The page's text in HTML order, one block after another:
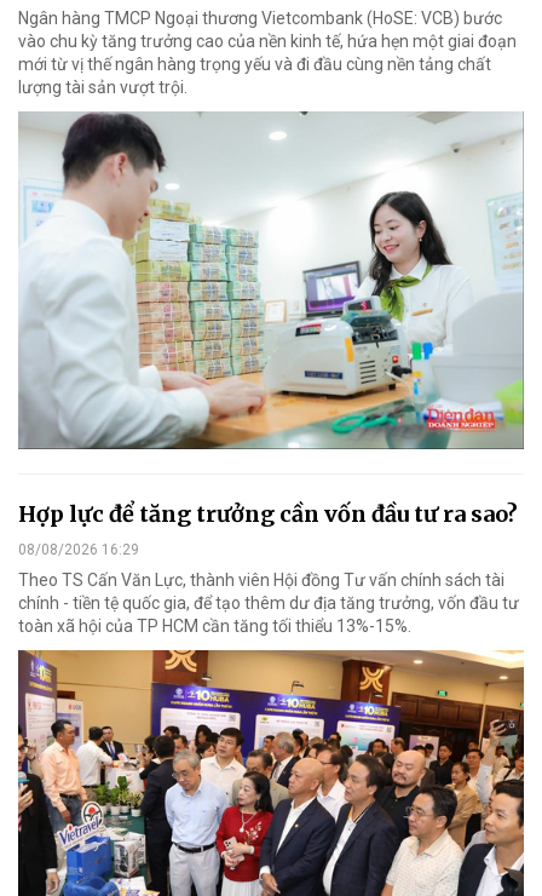
Ngân hàng TMCP Ngoại thương Vietcombank (HoSE: VCB) bước
vào chu kỳ tăng trưởng cao của nền kinh tế, hứa hẹn một giai đoạn
mới từ vị thế ngân hàng trọng yếu và đi đầu cùng nền tảng chất
lượng tài sản vượt trội.
Hợp lực để tăng trưởng cần vốn đầu tư ra sao?
08/08/2026 16:29
Theo TS Cấn Văn Lực, thành viên Hội đồng Tư vấn chính sách tài
chính - tiền tệ quốc gia, để tạo thêm dư địa tăng trưởng, vốn đầu tư
toàn xã hội của TP HCM cần tăng tối thiểu 13%-15%.